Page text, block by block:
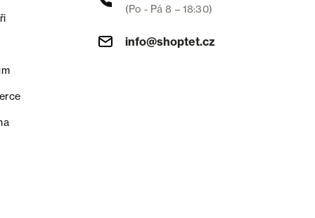
(Po - Pá 8 – 18:30)
info@shoptet.cz